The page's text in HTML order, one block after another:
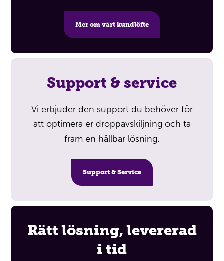
Mer om vårt kundlöfte
Support & service
Vi erbjuder den support du behöver för
att optimera er droppavskiljning och ta
fram en hållbar lösning.
Support & Service
Rätt lösning, levererad
i tid